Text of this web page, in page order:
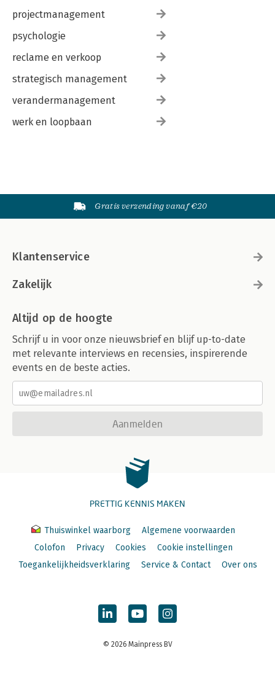
projectmanagement
psychologie
reclame en verkoop
strategisch management
verandermanagement
werk en loopbaan
Gratis verzending vanaf €20
Klantenservice
Zakelijk
Altijd op de hoogte
Schrijf u in voor onze nieuwsbrief en blijf up-to-date
met relevante interviews en recensies, inspirerende
events en de beste acties.
Aanmelden
PRETTIG KENNIS MAKEN
Thuiswinkel waarborg
Algemene voorwaarden
Colofon
Privacy Cookies
Cookie instellingen
Toegankelijkheidsverklaring
Service & Contact Over ons
© 2026 Mainpress BV